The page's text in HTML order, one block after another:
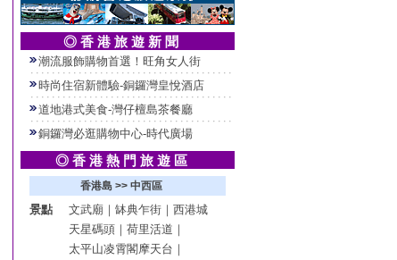
◎ 香 港 旅 遊 新 聞
潮流服飾購物首選！旺角女人街
時尚住宿新體驗-銅鑼灣皇悅酒店
道地港式美食-灣仔檀島茶餐廳
銅鑼灣必逛購物中心-時代廣場
◎ 香 港 熱 門 旅 遊 區
香港島 >> 中西區
景點 文武廟 ｜ 缽典乍街 ｜ 西港城
天星碼頭 ｜ 荷里活道 ｜
太平山凌霄閣摩天台 ｜